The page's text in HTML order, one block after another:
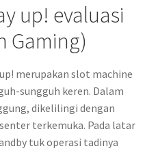
up! evaluasi
Gaming)
merupakan slot machine
sungguh keren. Dalam
dikelilingi dengan
terkemuka. Pada latar
tuk operasi tadinya